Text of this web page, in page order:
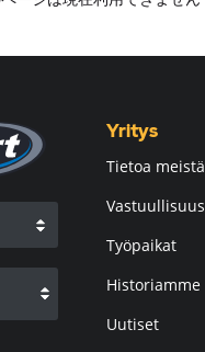
Yritys
Tietoa meistä
Vastuullisuus
Työpaikat
Historiamme
Uutiset